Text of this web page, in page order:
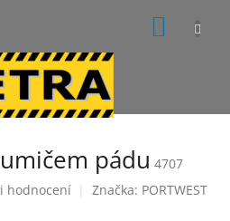
pádu 4707
hodnocení Značka: PORTWEST